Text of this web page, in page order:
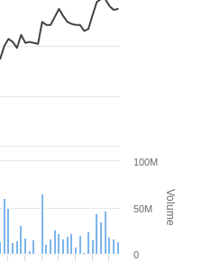
Volume
0
50M
100M